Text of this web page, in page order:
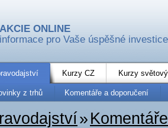
AKCIE ONLINE
informace pro Vaše úspěšné investice
Kurzy CZ Kurzy
z trhů Komentáře a doporučení
»